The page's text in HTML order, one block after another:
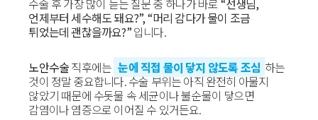
수술 후 가장 많이 듣는 질문 중 하나가 바로 “선생님,
언제부터 세수해도 돼요?”, “머리 감다가 물이 조금
튀었는데 괜찮을까요?”입니다.
노안수술직후에는 눈에 직접 물이 닿지 않도록 조심 하는
것이 정말 중요합니다. 수술 부위는 아직 완전히 아물지
않았기 때문에 수돗물 속 세균이나 불순물이 닿으면
감염이나 염증으로 이어질 수 있거든요.